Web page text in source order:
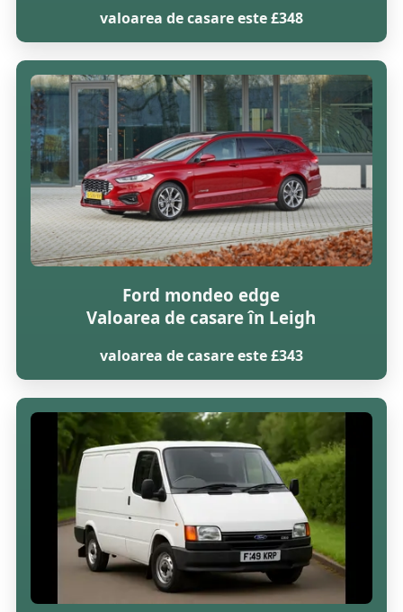
valoarea de casare este £348
Ford mondeo edge
Valoarea de casare în Leigh
valoarea de casare este £343